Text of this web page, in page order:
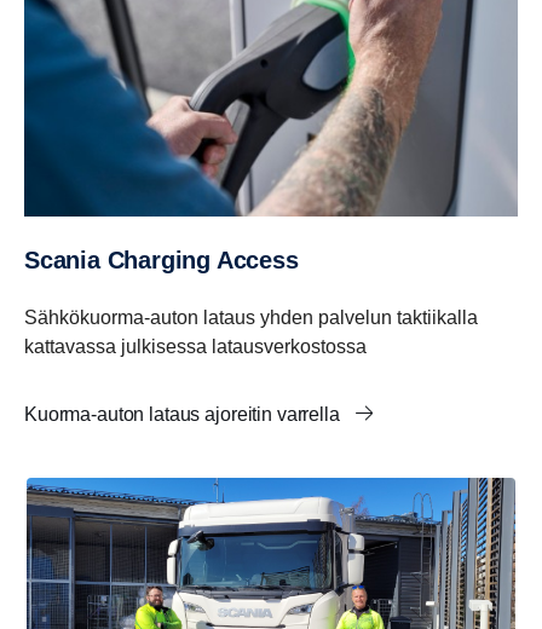
Scania Charging Access
Sähkökuorma-auton lataus yhden palvelun taktiikalla
kattavassa julkisessa latausverkostossa
Kuorma-auton lataus ajoreitin varrella